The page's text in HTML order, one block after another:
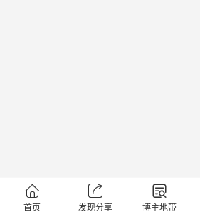

首页

发现分享

博主地带